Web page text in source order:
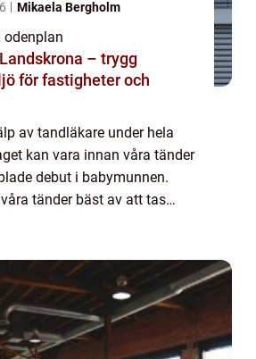
Mikaela Bergholm
– trygg
för fastigheter och
av tandläkare under hela
kan vara innan våra tänder
debut i babymunnen.
tänder bäst av att tas